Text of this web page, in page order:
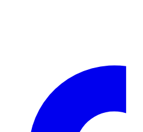
или выполнения находится
Статусы заказов изменяются
автоматическом режиме. В связи
статусы заказов на 14 февраля,
изменяются в течение 48 часов
его исполнения.